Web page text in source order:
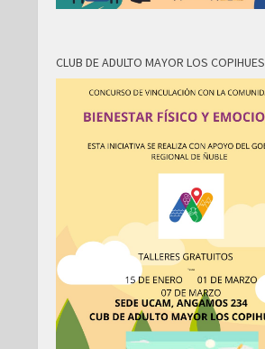
CLUB DE ADULTO MAYOR LOS COPIHUES